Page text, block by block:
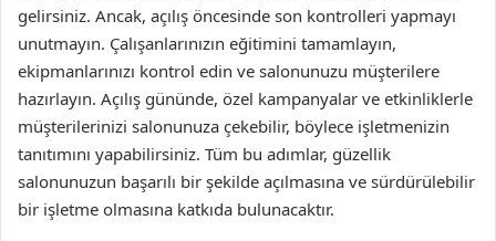
gelirsiniz. Ancak, açılış öncesinde son kontrolleri yapmayı
unutmayın. Çalışanlarınızın eğitimini tamamlayın,
ekipmanlarınızı kontrol edin ve salonunuzu müşterilere
hazırlayın. Açılış gününde, özel kampanyalar ve etkinliklerle
müşterilerinizi salonunuza çekebilir, böylece işletmenizin
tanıtımını yapabilirsiniz. Tüm bu adımlar, güzellik
salonunuzun başarılı bir şekilde açılmasına ve sürdürülebilir
bir işletme olmasına katkıda bulunacaktır.